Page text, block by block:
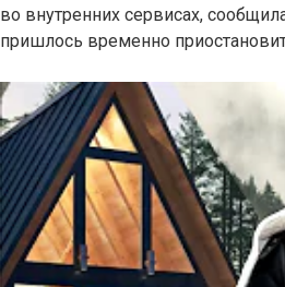
во внутренних сервисах,
пришлось временно